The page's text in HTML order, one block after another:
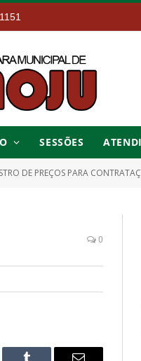
SESSÕES
PARA A PRESTAÇÃO DE SERVIÇOS DE MANUTENÇÃO,
0